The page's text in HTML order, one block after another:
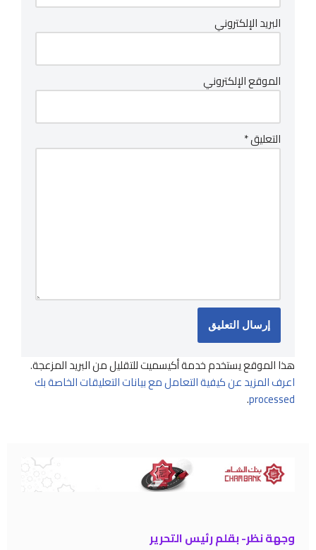
البريد الإلكتروني
الموقع الإلكتروني
التعليق*
هذا الموقع يستخدم خدمة أكيسميت للتقليل من البريد المزعجة.
اعرف المزيد عن كيفية التعامل مع بيانات التعليقات الخاصة بك
processed
.
وجهة نظر- بقلم رئيس التحرير